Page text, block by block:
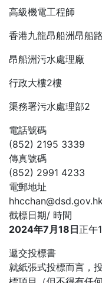
高級機電工程師
香港九龍昂船洲昂船路
昂船洲污水處理廠
行政大樓2樓
渠務署污水處理部2
電話號碼
(852) 2195 3339
傳真號碼
(852) 2991 4233
電郵地址
截標日期/ 時間
2024年7月 18 日正午
遞交投標書
就紙張式投標而言，